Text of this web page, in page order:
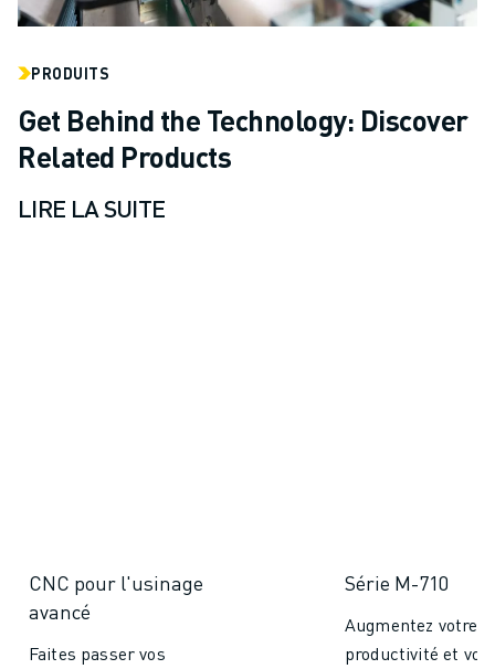
PRODUITS
Get Behind the Technology: Discover
Related Products
LIRE LA SUITE
CNC pour l'usinage
avancé
Faites passer vos
Série M-710
Augmentez votre
productivité et